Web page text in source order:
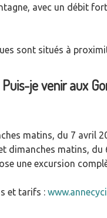
avec un débit
sont situés à
Puis-je venir aux
matins, du 7 avril
dimanches matins,
une excursion
et tarifs :